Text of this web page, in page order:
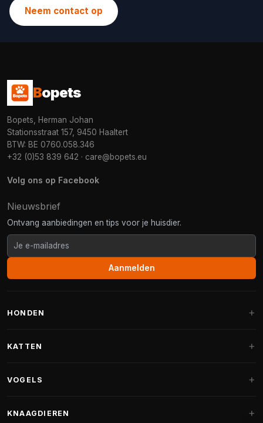
Neem contact op
Bopets
Bopets, Herman Johan
Stationsstraat 157, 9450 Haaltert
BTW: BE 0760.058.346
+32 (0)53 839 642 · care@bopets.eu
Volg ons op Facebook
Nieuwsbrief
Ontvang aanbiedingen en tips voor je huisdier.
Aanmelden
HONDEN
Fantail hondenmanden
KATTEN
Krabpalen voor Maine Coon
VOGELS
KNAAGDIEREN